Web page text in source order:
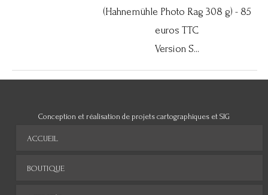
(Hahnemühle Photo Rag 308 g) - 85
euros TTC
Version S...
Conception et réalisation de projets cartographiques et SIG
ACCUEIL
BOUTIQUE